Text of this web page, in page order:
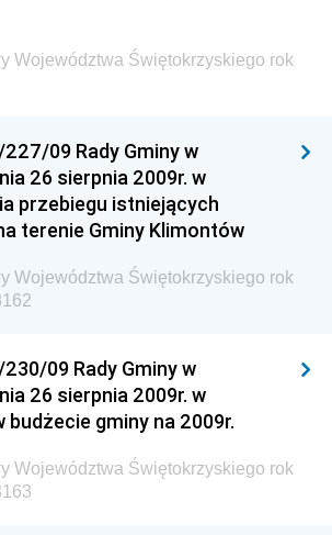
Województwa Świętokrzyskiego rok
227/09 Rady Gminy w
26 sierpnia 2009r. w
przebiegu istniejących
terenie Gminy Klimontów
Województwa Świętokrzyskiego rok
230/09 Rady Gminy w
26 sierpnia 2009r. w
budżecie gminy na 2009r.
Województwa Świętokrzyskiego rok